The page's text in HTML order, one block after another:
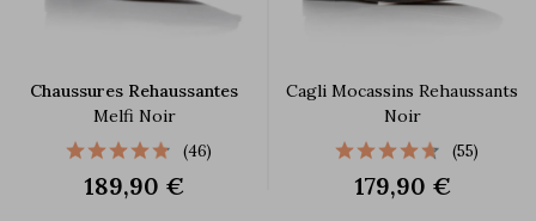
Chaussures Rehaussantes
Melfi Noir
(46)
189,90 €
Cagli Mocassins Rehaussants
Noir
(55)
179,90 €